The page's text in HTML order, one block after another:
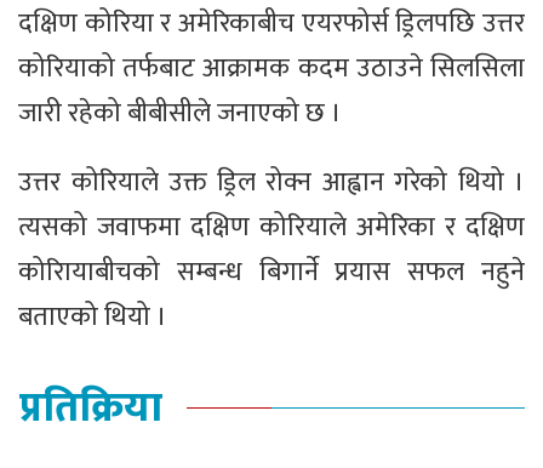
दक्षिण कोरिया र अमेरिकाबीच एयरफोर्स ड्रिलपछि उत्तर
कोरियाको तर्फबाट आक्रामक कदम उठाउने सिलसिला
जारी रहेको बीबीसीले जनाएको छ ।
उत्तर कोरियाले उक्त ड्रिल रोक्न आह्वान गरेको थियो ।
त्यसको जवाफमा दक्षिण कोरियाले अमेरिका र दक्षिण
कोरिायाबीचको सम्बन्ध बिगार्ने प्रयास सफल नहुने
बताएको थियो ।
प्रतिक्रिया